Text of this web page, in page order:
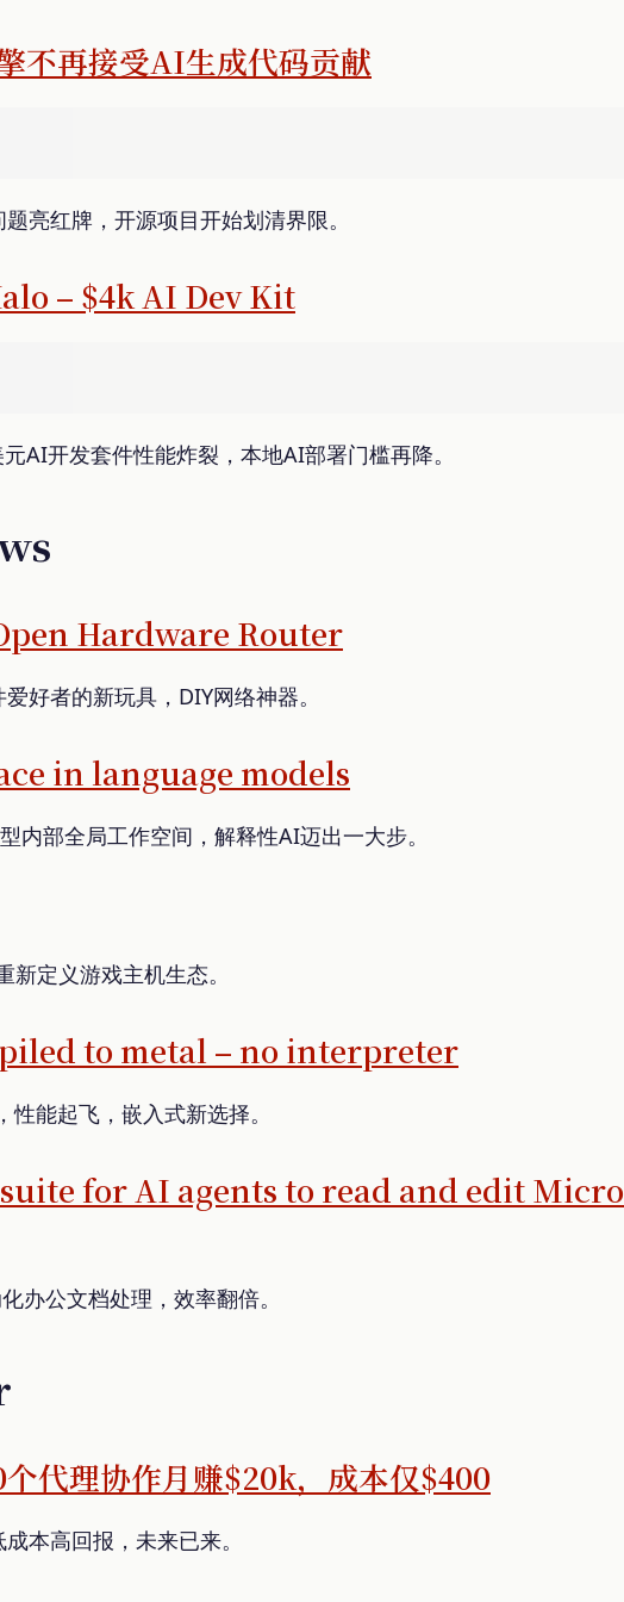
不再接受AI生成代码贡献
亮红牌，开源项目开始划清界限。
– $4k AI Dev Kit
AI开发套件性能炸裂，本地AI部署门槛再降。
Hardware Router
好者的新玩具，DIY网络神器。
in language models
部全局工作空间，解释性AI迈出一大步。
定义游戏主机生态。
to metal – no interpreter
能起飞，嵌入式新选择。
for AI agents to read and edit
办公文档处理，效率翻倍。
代理协作月赚$20k，成本仅$400
本高回报，未来已来。